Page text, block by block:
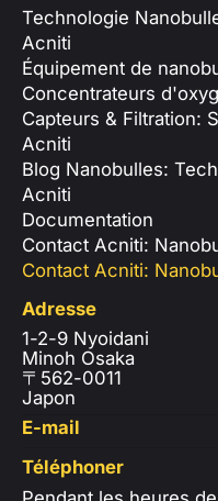
Technologie
Acniti
Équipement de
Concentrateurs
Capteurs & Filtration:
Acniti
Blog Nanobulles:
Acniti
Documentation
Contact Acniti:
Contact Acniti:
Adresse
1-2-9 Nyoidani
Minoh Osaka
〒562-0011
Japon
E-mail
Téléphoner